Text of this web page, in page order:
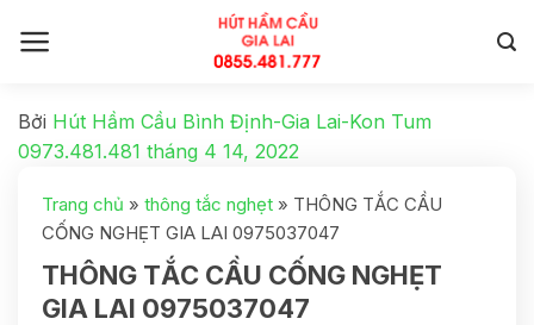
Bởi Hút Hầm Cầu Bình Định-Gia Lai-Kon Tum
0973.481.481 tháng 4 14, 2022
Trang chủ » thông tắc nghẹt » THÔNG TẮC CẦU
CỐNG NGHẸT GIA LAI 0975037047
THÔNG TẮC CẦU CỐNG NGHẸT
GIA LAI 0975037047